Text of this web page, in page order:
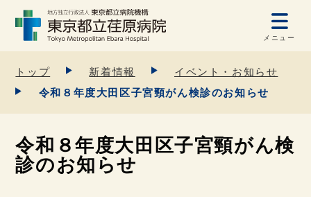
メニュー
トップ 新着情報
イベント・お知らせ
令和８年度大田区子宮頸がん検診のお知らせ
令和８年度大田区子宮頸がん検
診のお知らせ